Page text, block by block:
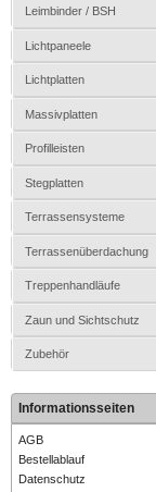
Leimbinder / BSH
Lichtpaneele
Lichtplatten
Massivplatten
Profilleisten
Stegplatten
Terrassensysteme
Terrassenüberdachung
Treppenhandläufe
Zaun und Sichtschutz
Zubehör
Informationsseiten
AGB
Bestellablauf
Datenschutz